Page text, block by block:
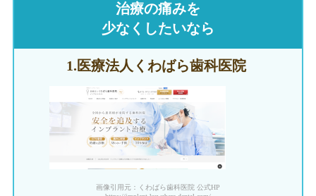
治療の痛みを
少なくしたいなら
1.医療法人 くわばら歯科医院
画像引用元：くわばら歯科医院 公式HP